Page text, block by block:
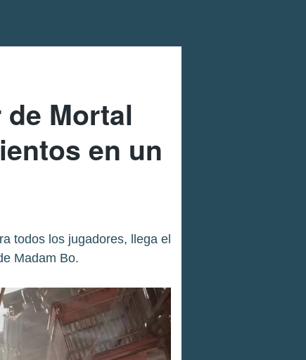
Mortal
en un
todos los jugadores, llega el
Madam Bo.